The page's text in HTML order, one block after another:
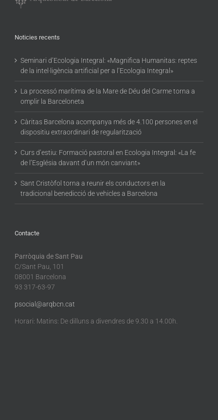
Noticies recents
Seminari d’Ecologia Integral: «Magnifica Humanitas: reptes
de la intel·ligència artificial per a l’Ecologia Integral»
La processó marítima de la Mare de Déu del Carme torna a
omplir la Barceloneta
Càritas Barcelona acompanya més de 4.100 persones en el
dispositiu extraordinari de regularització
Curs d’estiu: Formació pastoral en Ecologia Integral: «La fe
de l’Església davant d’un món canviant»
Sant Cristòfol torna a reunir els conductors en la
tradicional benedicció de vehicles a Barcelona
Contacte
Parròquia de Sant Pau
C/Sant Pau, 101
08001 Barcelona
93 317-63-97
psocial@arqbcn.cat
Horari: Matins: De dilluns a divendres de 9.30 a 14.00h.